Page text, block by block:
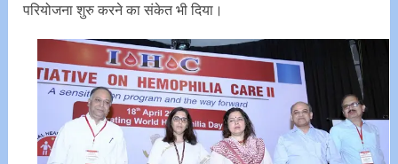
परियोजना शुरु करने का संकेत भी दिया।